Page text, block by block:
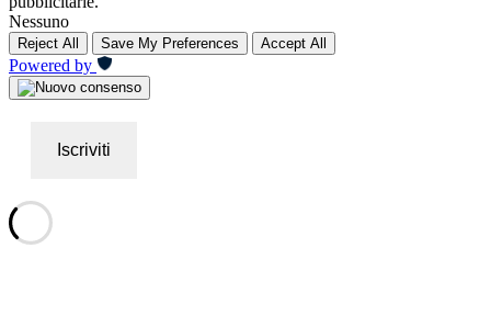
Nessuno
Reject All Save My Preferences Accept All
Powered by
Iscriviti